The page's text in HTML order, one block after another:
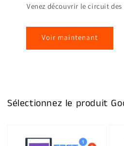
Venez découvrir le circuit des
Voir maintenant
Sélectionnez le produit